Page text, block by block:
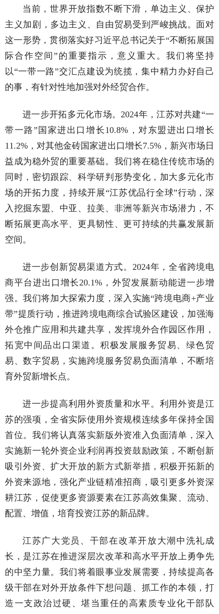
当前，世界开放指数不断下滑，单边主义、保护
主义加剧，多边主义、自由贸易受到严峻挑战。面对
这一形势，贯彻落实好习近平总书记关于“不断拓展国
际合作空间”的重要指示，意义重大。我们将坚持
以“一带一路”交汇点建设为统揽，集中精力办好自己
的事，有针对性地加强对外经贸合作。
进一步开拓多元化市场。2024年，江苏对共建“一
带一路”国家进出口增长10.8%，对东盟进出口增长
11.2%，对其他金砖国家进出口增长7.5%，新兴市场日
益成为稳外贸的重要基础。我们将在稳住传统市场的
同时，密切跟踪、科学研判形势变化，加大多元化市
场的开拓力度，持续开展“江苏优品行全球”行动，深
入挖掘东盟、中亚、拉美、非洲等新兴市场潜力，不
断拓展更高水平、更具韧性、更可持续的共赢发展新
空间。
进一步创新贸易渠道方式。2024年，全省跨境电
商平台进出口增长20.1%，外贸发展新动能进一步增
强。我们将加大探索力度，深入实施“跨境电商+产业
带”提质行动，推进跨境电商综合试验区建设，加强海
外仓推广应用和共建共享，发挥境外合作园区作用，
拓宽中间品出口渠道。积极发展服务贸易、绿色贸
易、数字贸易，实施跨境服务贸易负面清单，不断培
育外贸新增长点。
进一步提高利用外资质量和水平。利用外资是江
苏的强项，全省实际使用外资规模连续多年保持全国
首位。我们将认真落实新版外资准入负面清单，深入
实施新一轮外资企业利润再投资鼓励政策，不断创新
吸引外资、扩大开放的新方式新举措，积极开拓新的
外资来源地，强化产业链精准招商，吸引更多外资深
耕江苏，促使更多资源要素在江苏高效集聚、流动、
配置、增值，培育投资江苏的新品牌。
江苏广大党员、干部在改革开放大潮中洗礼成
长，是江苏在推进深层次改革和高水平开放上勇争先
的中坚力量。我们将着眼事业发展需要，持续提高各
级干部在对外开放条件下想问题、抓工作的本领，打
造一支政治过硬、堪当重任的高素质专业化干部队